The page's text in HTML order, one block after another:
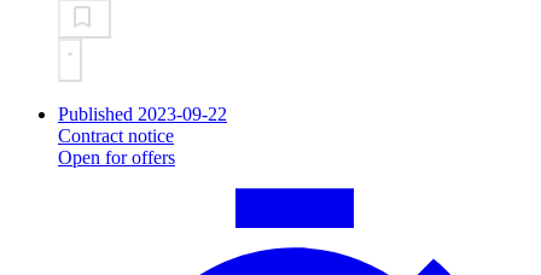
Published 2023-09-22
Contract notice
Open for offers